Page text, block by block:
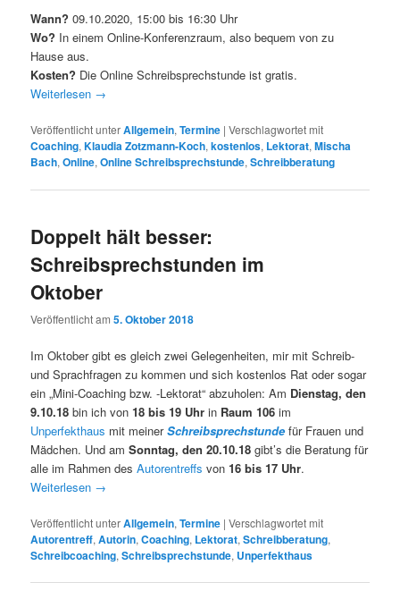
Wann? 09.10.2020, 15:00 bis 16:30 Uhr
Wo? In einem Online-Konferenzraum, also bequem von zu
Hause aus.
Kosten? Die Online Schreibsprechstunde ist gratis.
Weiterlesen →
Veröffentlicht unterAllgemein,Termine |Verschlagwortet mit
Coaching,Klaudia Zotzmann-Koch,kostenlos, Lektorat,Mischa
Bach,Online,Online Schreibsprechstunde,Schreibberatung
Doppelt hält besser:
Schreibsprechstunden im
Oktober
Veröffentlicht am5. Oktober 2018
Im Oktober gibt es gleich zwei Gelegenheiten, mir mit Schreib-
und Sprachfragen zu kommen und sich kostenlos Rat oder sogar
ein „Mini-Coaching bzw. -Lektorat“ abzuholen: Am Dienstag, den
9.10.18 bin ich von18 bis 19 Uhr in Raum 106 im
Unperfekthaus mit meinerSchreibsprechstundefür Frauen und
Mädchen. Und am Sonntag, den 20.10.18 gibt’s die Beratung für
alle im Rahmen des Autorentreffs von16 bis 17 Uhr.
Weiterlesen →
Veröffentlicht unterAllgemein,Termine |Verschlagwortet mit
Autorentreff,Autorin,Coaching, Lektorat,Schreibberatung,
Schreibcoaching,Schreibsprechstunde, Unperfekthaus